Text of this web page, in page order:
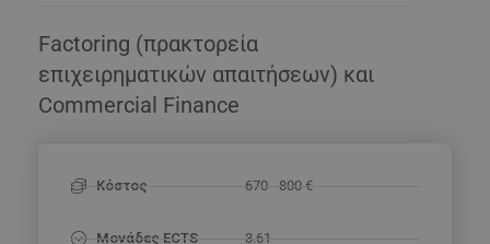
Factoring (πρακτορεία
επιχειρηματικών απαιτήσεων) και
Commercial Finance
Κόστος
Μονάδες ECTS
670 - 800 €
3.61